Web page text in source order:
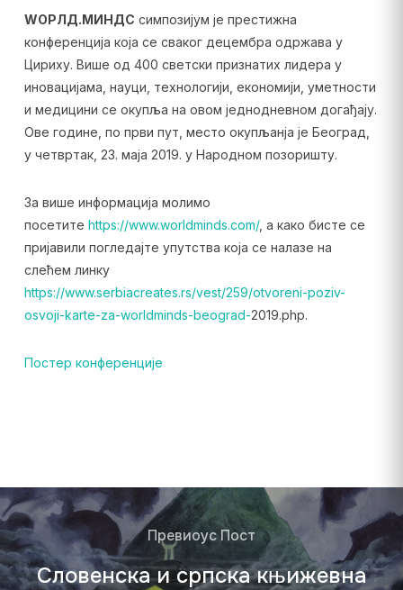
WОРЛД.МИНДС симпозијум је престижна
конференција која се сваког децембра одржава у
Цириху. Више од 400 светски признатих лидера у
иновацијама, науци, технологији, економији, уметности
и медицини се окупља на овом једнодневном догађају.
Ове године, по први пут, место окупљанја је Београд,
у четвртак, 23. маја 2019. у Народном позоришту.
За више информација молимо
посетите https://www.worldminds.com/, а како бисте се
пријавили погледајте упутства која се налазе на
слећем линку
https://www.serbiacreates.rs/vest/259/otvoreni-poziv-
osvoji-karte-za-worldminds-beograd-2019.php.
Постер конференције
Превиоус Пост
Словенска и српска књижевна